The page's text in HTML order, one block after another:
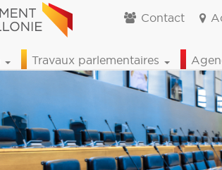
Contact
Travaux parlementaires